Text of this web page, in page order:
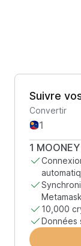
Suivre
Convertir
1 MOONEY
10,000
Données